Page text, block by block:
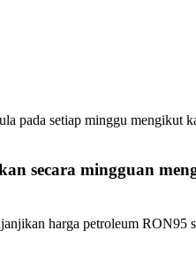
pada setiap minggu
secara mingguan
harga petroleum